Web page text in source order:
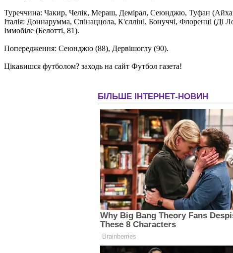
Туреччина: Чакир, Челік, Мераш, Демірал, Сеюнджю, Туфан
Італія: Доннарумма, Спінаццола, К'єлліні, Бонуччі, Флоренці (Ді
Іммобіле (Белотті, 81).
Попередження: Сеюнджю (88), Дервішоглу (90).
Цікавишся футболом? заходь на сайт Футбол газета!